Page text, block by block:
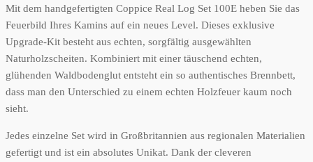
Mit dem handgefertigten Coppice Real Log Set 100E heben Sie das
Feuerbild Ihres Kamins auf ein neues Level. Dieses exklusive
Upgrade-Kit besteht aus echten, sorgfältig ausgewählten
Naturholzscheiten. Kombiniert mit einer täuschend echten,
glühenden Waldbodenglut entsteht ein so authentisches Brennbett,
dass man den Unterschied zu einem echten Holzfeuer kaum noch
sieht.
Jedes einzelne Set wird in Großbritannien aus regionalen Materialien
gefertigt und ist ein absolutes Unikat. Dank der cleveren